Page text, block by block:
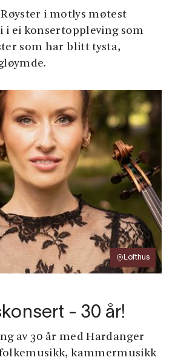
i motlys møtest
i ei konsertoppleving som
som har blitt tysta,
Lofthus
- 30 år!
av 30 år med Hardanger
kammermusikk